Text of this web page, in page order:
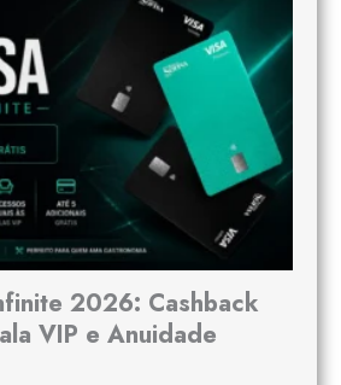
2026: Cashback
VIP e Anuidade